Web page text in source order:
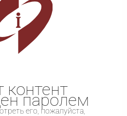
контент
паролем
его, пожалуйста,